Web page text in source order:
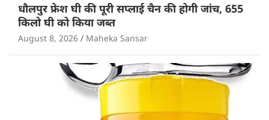
धौलपुर फ्रेश घी की पूरी सप्लाई चैन की होगी जांच, 655
किलो घी को किया जब्त
August 8, 2026 Maheka Sansar